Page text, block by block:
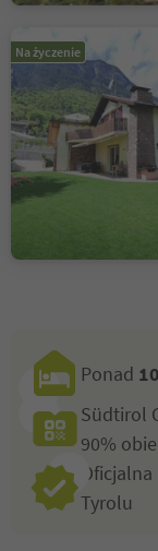
Na życzenie
Ponad
Südtirol
90%
Tyrolu